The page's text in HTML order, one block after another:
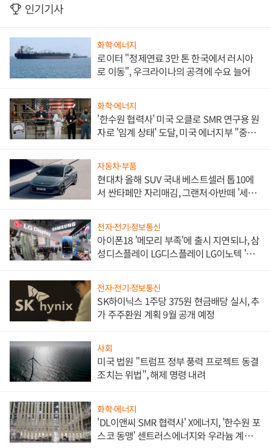
인기기사
화학·에너지
로이터 "정제연료 3만 톤 한국에서 러시아
로 이동", 우크라이나의 공격에 수요 늘어
화학·에너지
'한수원 협력사' 미국 오클로 SMR 연구용 원
자로 '임계 상태' 도달, 미국 에너지부 "중요
자동차·부품
현대차 올해 SUV 국내 베스트셀러 톱10에
서 싼타페만 자리매김, 그랜저·아반떼 '세단
전자·전기·정보통신
아이폰18 '메모리 부족'에 출시 지연되나, 삼
성디스플레이 LG디스플레이 LG이노텍 '탈
전자·전기·정보통신
SK하이닉스 1주당 375원 현금배당 실시, 추
가 주주환원 계획 9월 공개 예정
사회
미국 법원 "트럼프 정부 풍력 프로젝트 동결
조치는 위법", 해제 명령 내려
화학·에너지
'DL이앤씨 SMR 협력사' X에너지, '한수원 포
스코 동맹' 센트러스에너지와 우라늄 계약